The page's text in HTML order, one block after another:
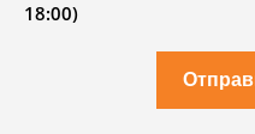
18:00)